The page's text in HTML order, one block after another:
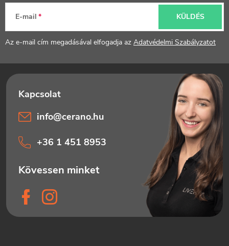
é
E-mail
Az e-mail cím megadásával elfogadja az Adatvédelmi Szabályzatot
KÜLDÉS
info@cerano.hu
+36 1 451 8953